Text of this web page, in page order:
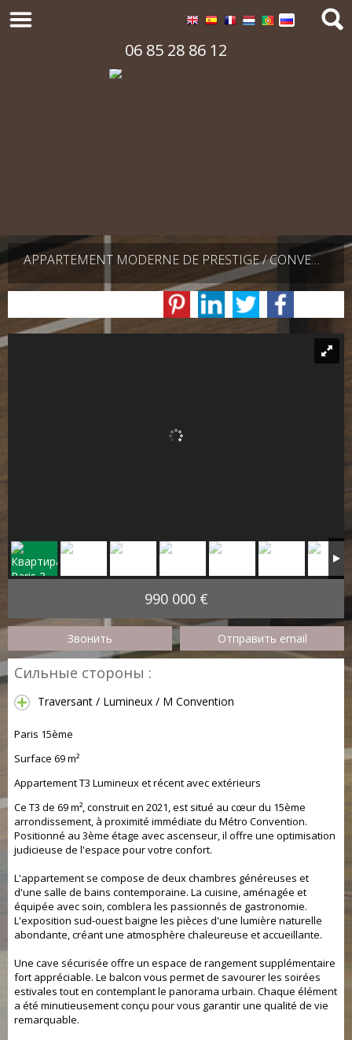
06 85 28 86 12
APPARTEMENT MODERNE DE PRESTIGE / CONVENTION
990 000 €
Звонить Отправить email
Сильные стороны :
Traversant / Lumineux / M Convention
Paris 15ème
Surface 69 m²
Appartement T3 Lumineux et récent avec extérieurs
Ce T3 de 69 m², construit en 2021, est situé au cœur du 15ème
arrondissement, à proximité immédiate du Métro Convention.
Positionné au 3ème étage avec ascenseur, il offre une optimisation
judicieuse de l'espace pour votre confort.
L'appartement se compose de deux chambres généreuses et
d'une salle de bains contemporaine. La cuisine, aménagée et
équipée avec soin, comblera les passionnés de gastronomie.
L'exposition sud-ouest baigne les pièces d'une lumière naturelle
abondante, créant une atmosphère chaleureuse et accueillante.
Une cave sécurisée offre un espace de rangement supplémentaire
fort appréciable. Le balcon vous permet de savourer les soirées
estivales tout en contemplant le panorama urbain. Chaque élément
a été minutieusement conçu pour vous garantir une qualité de vie
remarquable.